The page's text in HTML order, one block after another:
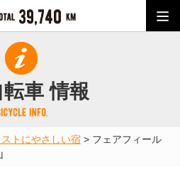
車 情報
トにやさしい宿 > フェアフィール